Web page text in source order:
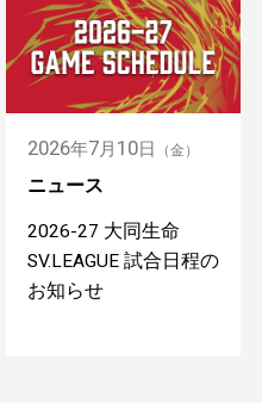
2026年7月 10日 （金）
ニュース
2026-27 大同生命
SV.LEAGUE 試合日程の
お知らせ